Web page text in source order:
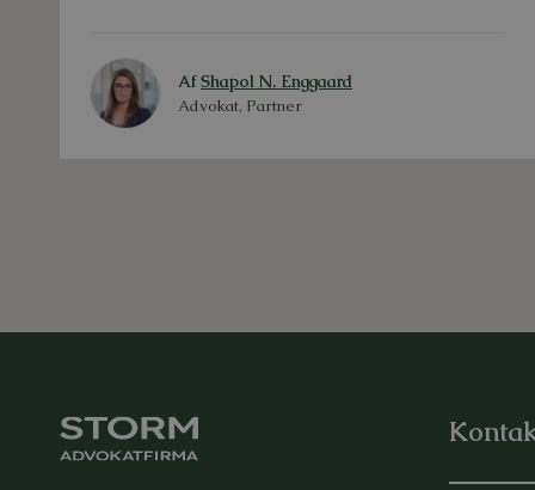
AfShapol N. Enggaard
Advokat, Partner